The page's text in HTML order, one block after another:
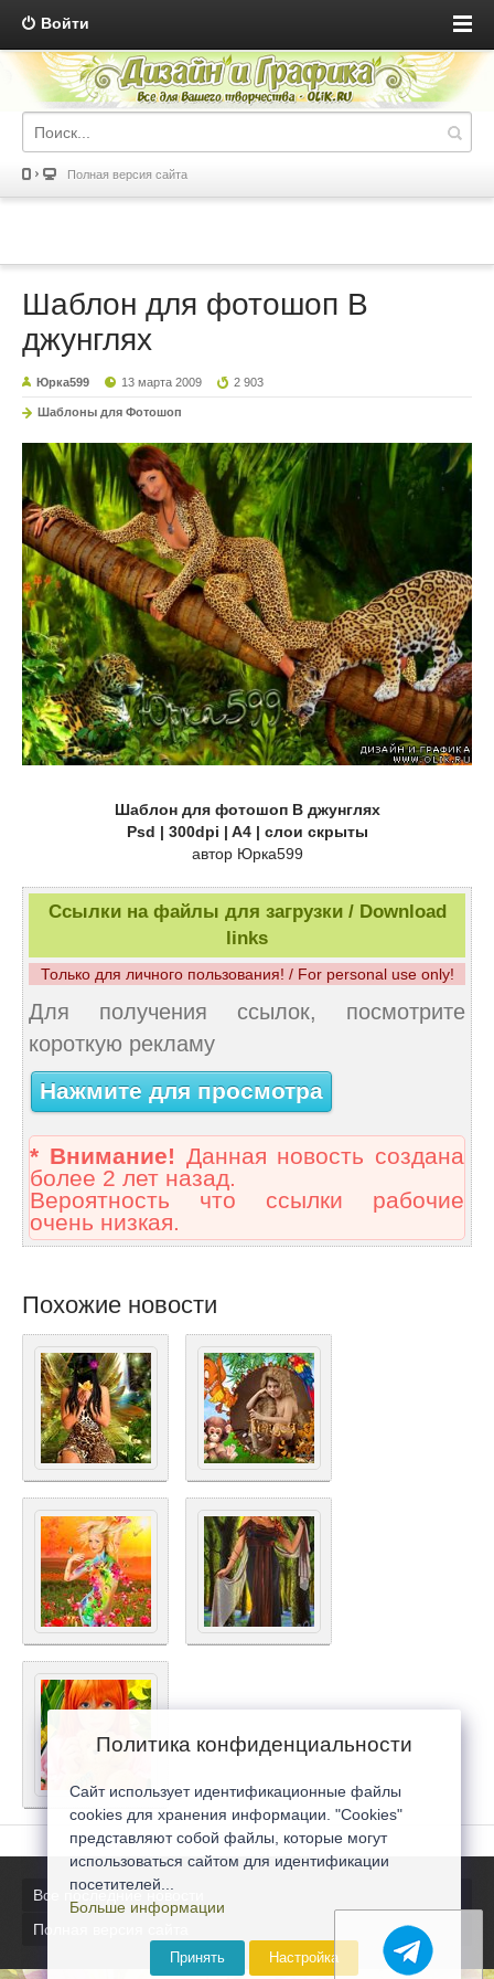
Войти
Полная версия сайта
Шаблон для фотошоп В
джунглях
Юрка599 13 марта 2009 2 903
Шаблоны для Фотошоп
Шаблон для фотошоп В джунглях
Psd | 300dpi | A4 | слои скрыты
автор Юрка599
Ссылки на файлы для загрузки / Download
links
Только для личного пользования! / For personal use only!
Для получения ссылок, посмотрите
короткую рекламу
Нажмите для просмотра
* Внимание! Данная новость создана
более 2 лет назад.
Вероятность что ссылки рабочие
очень низкая.
Похожие новости
Все последние новости
Полная версия сайта
Политика конфиденциальности
Сайт использует идентификационные файлы
cookies для хранения информации. "Cookies"
представляют собой файлы, которые могут
использоваться сайтом для идентификации
посетителей...
Больше информации
Принять Настройка